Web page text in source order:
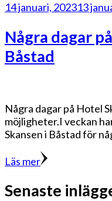
14 januari, 202313
Några dagar
Båstad
Några dagar på Hotel
möjligheter.I veckan
Skansen i Båstad för
Läs mer
Senaste